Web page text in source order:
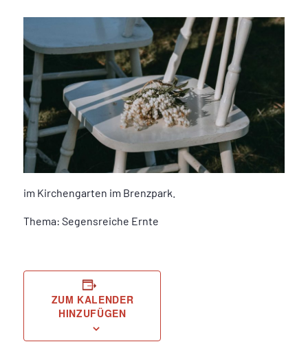
im Kirchengarten im Brenzpark.
Thema: Segensreiche Ernte
ZUM KALENDER
HINZUFÜGEN